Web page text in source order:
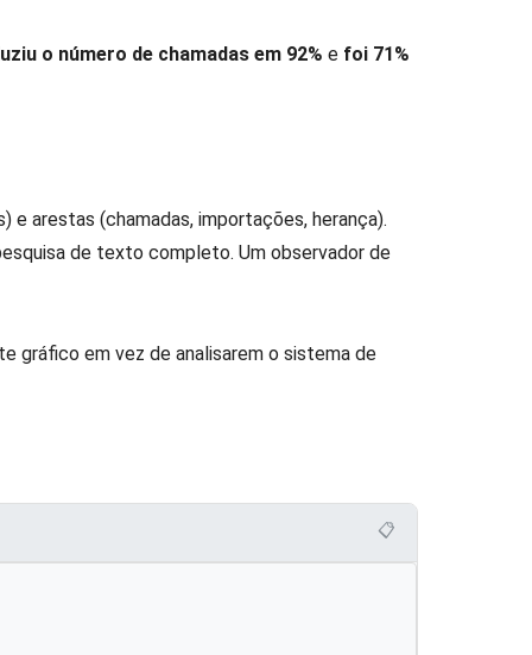
o número de chamadas em 92% e foi 71%
arestas (chamadas, importações, herança).
de texto completo. Um observador de
gráfico em vez de analisarem o sistema de
📋